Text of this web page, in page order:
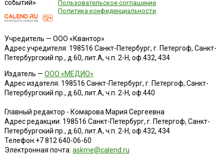
событий»
Пользовательское соглашение
Политика конфиденциальности
Учредитель — ООО «Квантор»
Адрес учредителя: 198516 Санкт-Петербург, г. Петергоф, Санкт-
Петербургский пр., д.60, лит.А, ч.п. 2-Н, оф.432, 434
Издатель — ООО «МЕДИО»
Адрес издателя: 198516 Санкт-Петербург, г. Петергоф, Санкт-
Петербургский пр., д.60, лит.А, ч.п. 2-Н, оф.440
Главный редактор - Комарова Мария Сергеевна
Адрес редакции: 198516 Санкт-Петербург, г. Петергоф, Санкт-
Петербургский пр., д.60, лит.А, ч.п. 2-Н, оф.432, 434
Телефон:+7 812 640-06-60
Электронная почта: askme@calend.ru